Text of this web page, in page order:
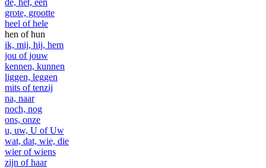
de, het, een
grote, grootte
heel of hele
hen of hun
ik, mij, hij, hem
jou of jouw
kennen, kunnen
liggen, leggen
mits of tenzij
na, naar
noch, nog
ons, onze
u, uw, U of Uw
wat, dat, wie, die
wier of wiens
zijn of haar